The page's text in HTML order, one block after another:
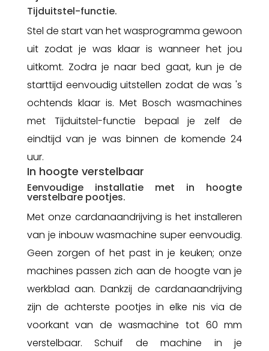
Tijduitstel-functie.
Stel de start van het wasprogramma gewoon
uit zodat je was klaar is wanneer het jou
uitkomt. Zodra je naar bed gaat, kun je de
starttijd eenvoudig uitstellen zodat de was 's
ochtends klaar is. Met Bosch wasmachines
met Tijduitstel-functie bepaal je zelf de
eindtijd van je was binnen de komende 24
uur.
In hoogte verstelbaar
Eenvoudige installatie met in hoogte
verstelbare pootjes.
Met onze cardanaandrijving is het installeren
van je inbouw wasmachine super eenvoudig.
Geen zorgen of het past in je keuken; onze
machines passen zich aan de hoogte van je
werkblad aan. Dankzij de cardanaandrijving
zijn de achterste pootjes in elke nis via de
voorkant van de wasmachine tot 60 mm
verstelbaar. Schuif de machine in je